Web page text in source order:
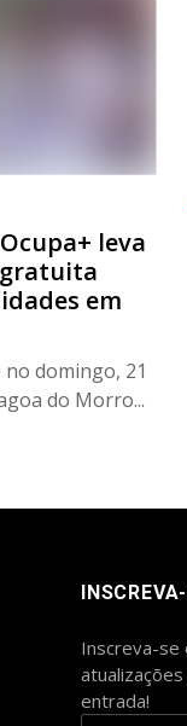
leva
em
domingo, 21
do Morro...
Inscreva-se
entrada!